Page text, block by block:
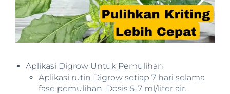
Aplikasi Digrow Untuk Pemulihan
Aplikasi rutin Digrow setiap 7 hari selama
fase pemulihan. Dosis 5-7 ml/liter air.